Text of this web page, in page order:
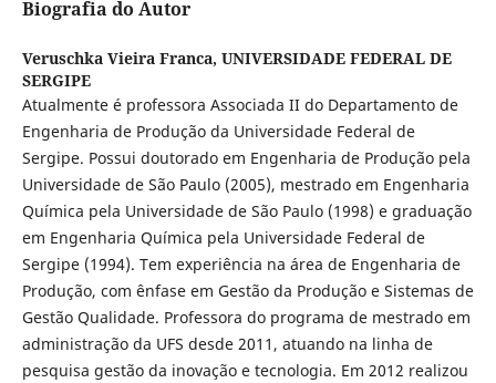
Biografia do Autor
Veruschka Vieira Franca, UNIVERSIDADE FEDERAL DE
SERGIPE
Atualmente é professora Associada II do Departamento de
Engenharia de Produção da Universidade Federal de
Sergipe. Possui doutorado em Engenharia de Produção pela
Universidade de São Paulo (2005), mestrado em Engenharia
Química pela Universidade de São Paulo (1998) e graduação
em Engenharia Química pela Universidade Federal de
Sergipe (1994). Tem experiência na área de Engenharia de
Produção, com ênfase em Gestão da Produção e Sistemas de
Gestão Qualidade. Professora do programa de mestrado em
administração da UFS desde 2011, atuando na linha de
pesquisa gestão da inovação e tecnologia. Em 2012 realizou